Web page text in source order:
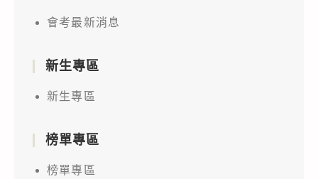
會考最新消息
新生專區
新生專區
榜單專區
榜單專區